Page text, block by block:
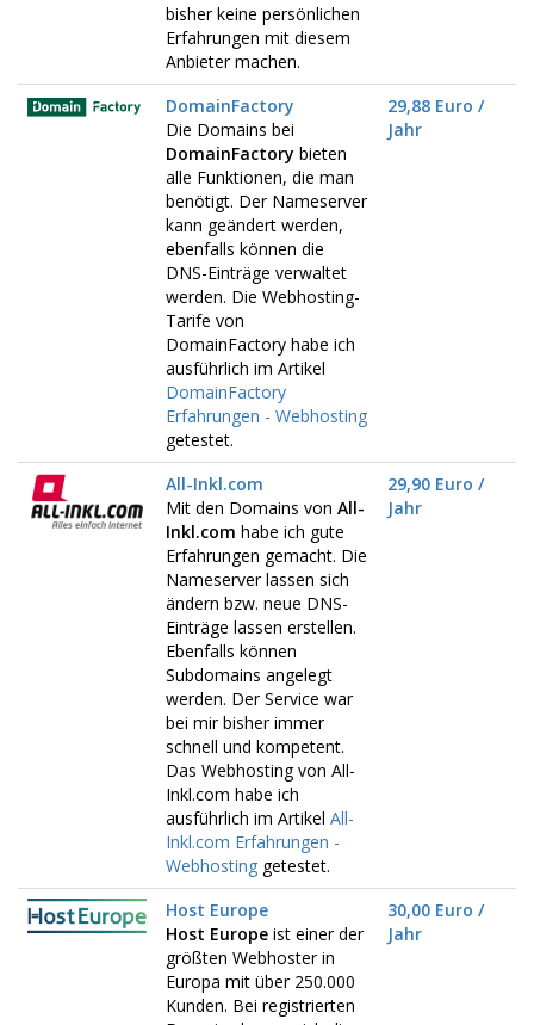
bisher keine persönlichen
Erfahrungen mit diesem
Anbieter machen.
DomainFactory
Die Domains bei
DomainFactory bieten
alle Funktionen, die man
benötigt. Der Nameserver
kann geändert werden,
ebenfalls können die
DNS-Einträge verwaltet
werden. Die Webhosting-
Tarife von
DomainFactory habe ich
ausführlich im Artikel
DomainFactory
Erfahrungen - Webhosting
getestet.
29,88 Euro /
Jahr
All-Inkl.com
Mit den Domains von All-
Inkl.com habe ich gute
Erfahrungen gemacht. Die
Nameserver lassen sich
ändern bzw. neue DNS-
Einträge lassen erstellen.
Ebenfalls können
Subdomains angelegt
werden. Der Service war
bei mir bisher immer
schnell und kompetent.
Das Webhosting von All-
Inkl.com habe ich
ausführlich im Artikel All-
Inkl.com Erfahrungen -
Webhosting getestet.
29,90 Euro /
Jahr
Host Europe
Host Europe ist einer der
größten Webhoster in
Europa mit über 250.000
Kunden. Bei registrierten
30,00 Euro /
Jahr